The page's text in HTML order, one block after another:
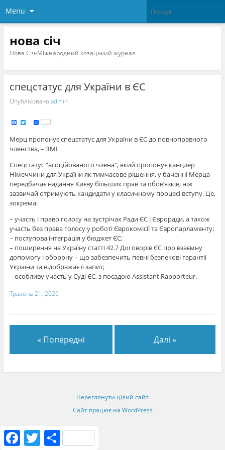
Menu
нова січ
Нова Січ-Міжнародний козацький журнал
спецстатус для України в ЄС
Опублікованоadmin
Fa
e
b
o
o
Tw
tte
r
S
h
r
e
Мерц пропонує спецстатус для України в ЄС до повноправного
членства, – ЗМІ
Спецстатус “асоційованого члена”, який пропонує канцлер
Німеччини для України як тимчасове рішення, у баченні Мерца
передбачає надання Києву більших прав та обов’язків, ніж
зазвичай отримують кандидати у класичному процесі вступу. Це,
зокрема:
– участь і право голосу на зустрічах Ради ЄС і Євроради, а також
участь без права голосу у роботі Єврокомісії та Європарламенту;
– поступова інтеграція у бюджет ЄС;
– поширення на Україну статті 42.7 Договорів ЄС про взаємну
допомогу і оборону – що забезпечить певні безпекові гарантії
України та відображає її запит;
– особливу участь у Суді ЄС, з посадою Assistant Rapporteur.
Травень 21, 2026
« Попередні Далі »
Переглянути цілий сайт
Сайт працює на WordPress
S
h